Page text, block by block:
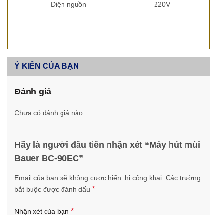
Điện nguồn 220V
Ý KIẾN CỦA BẠN
Đánh giá
Chưa có đánh giá nào.
Hãy là người đầu tiên nhận xét “Máy hút mùi
Bauer BC-90EC”
Email của bạn sẽ không được hiển thị công khai. Các trường
bắt buộc được đánh dấu *
Nhận xét của bạn *